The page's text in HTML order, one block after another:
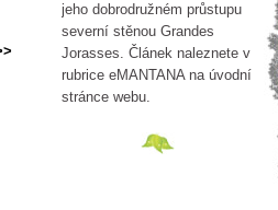
jeho dobrodružném průstupu
severní stěnou Grandes
Jorasses. Článek naleznete v
rubrice eMANTANA na úvodní
stránce webu.